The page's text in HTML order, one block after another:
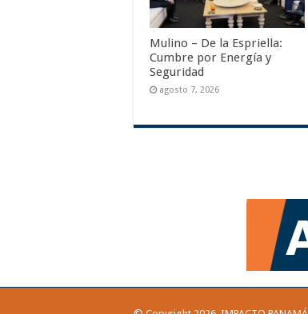
Mulino – De la Espriella:
Cumbre por Energía y
Seguridad
agosto 7, 2026